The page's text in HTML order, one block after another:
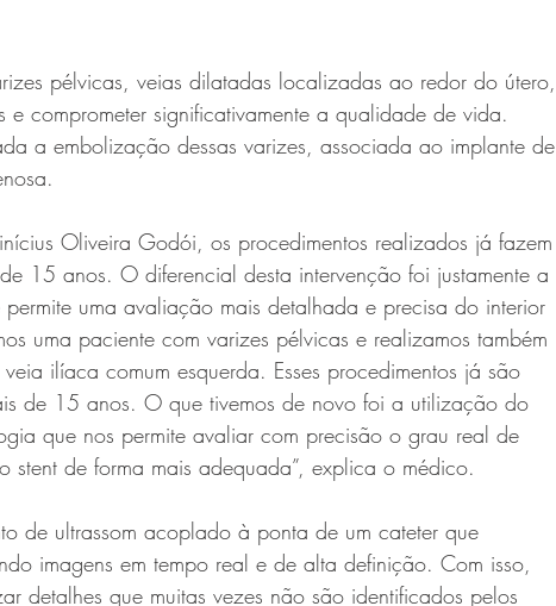
pélvicas, veias dilatadas localizadas ao redor do útero,
e comprometer significativamente a qualidade de vida.
a embolização dessas varizes, associada ao implante de
Oliveira Godói, os procedimentos realizados já fazem
15 anos. O diferencial desta intervenção foi justamente a
uma avaliação mais detalhada e precisa do interior
uma paciente com varizes pélvicas e realizamos também
ilíaca comum esquerda. Esses procedimentos já são
de 15 anos. O que tivemos de novo foi a utilização do
que nos permite avaliar com precisão o grau real de
stent de forma mais adequada”, explica o médico.
de ultrassom acoplado à ponta de um cateter que
imagens em tempo real e de alta definição. Com isso,
detalhes que muitas vezes não são identificados pelos